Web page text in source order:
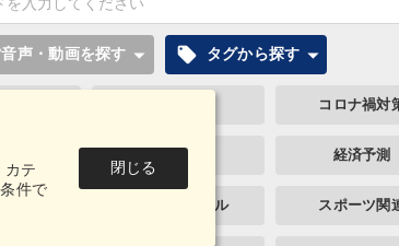
カテ
件で
閉じる
声・動画を探す local_offer タグから探す
コロナ禍対
通販 経済予測
ビジネスモデル スポーツ関